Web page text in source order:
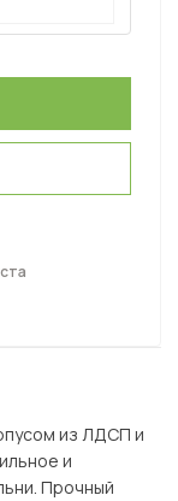
из ЛДСП и
и
Прочный